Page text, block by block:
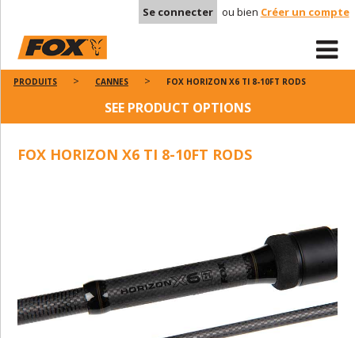
Se connecter ou bien Créer un compte
PRODUITS CANNES FOX HORIZON X6 TI 8-10FT RODS
SEE PRODUCT OPTIONS
FOX HORIZON X6 TI 8-10FT RODS